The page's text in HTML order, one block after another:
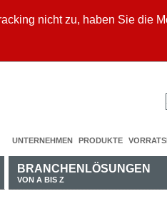
nicht zu, haben Sie die
UNTERNEHMEN PRODUKTE
BRANCHENLÖSUNGEN
VON A BIS Z